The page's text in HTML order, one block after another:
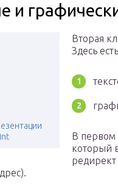
и
Вторая
Здесь
В первом
который